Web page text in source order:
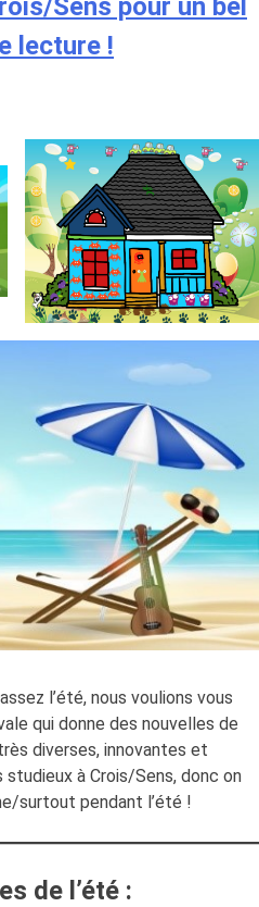
:
compte-
rencontre
des
pionniers
des
alliances
en
territoire
Sens pour un bel
lecture !
l’été, nous voulions vous
qui donne des nouvelles de
diverses, innovantes et
à Crois/Sens, donc on
surtout pendant l’été !
de l’été :